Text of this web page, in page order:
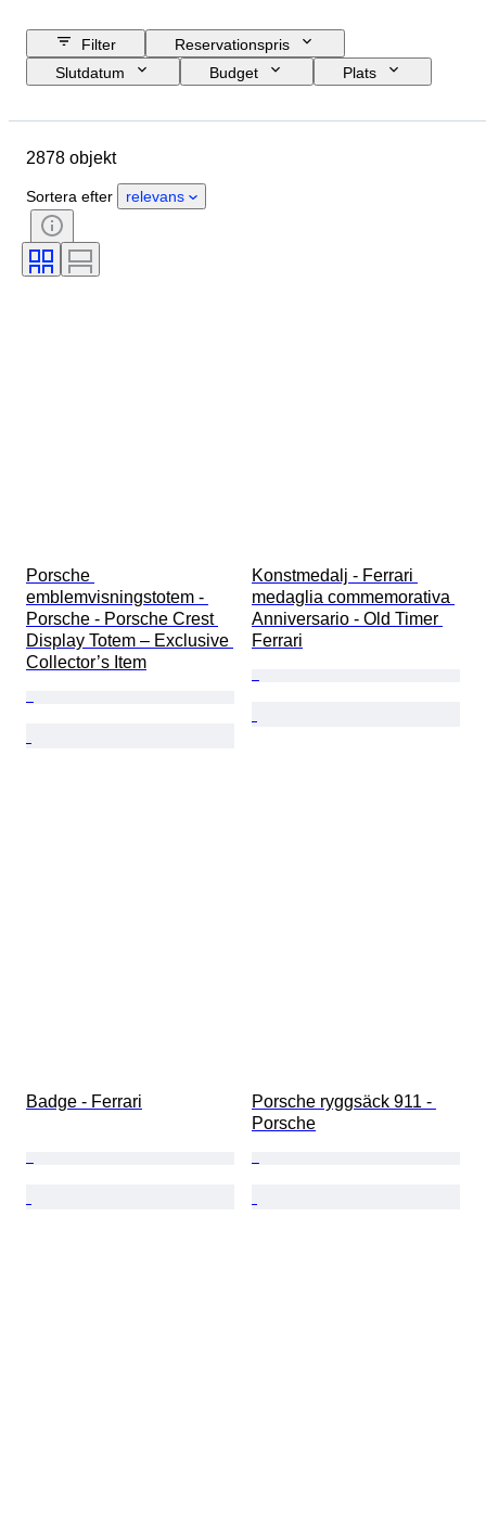
Filter
Reservationspris
Slutdatum
Budget
Plats
Material
Extra tillbehör
Stil
Teknik
Utgåva nr.
Klädstorlek
2878 objekt
Sortera efter relevans
Porsche
emblemvisningstotem -
Porsche - Porsche Crest
Display Totem – Exclusive
Collector’s Item
Konstmedalj - Ferrari
medaglia commemorativa
Anniversario - Old Timer
Ferrari
Badge - Ferrari
Porsche ryggsäck 911 -
Porsche